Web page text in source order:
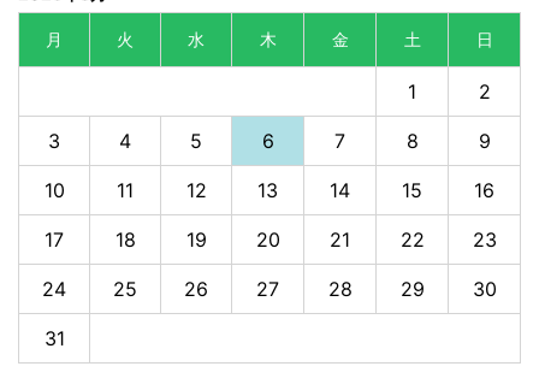
月 火 水 木 金 土 日
1 2
3 4 5 6 7 8 9
10 11 12 13 14 15 16
17 18 19 20 21 22 23
24 25 26 27 28 29 30
31